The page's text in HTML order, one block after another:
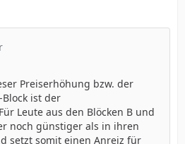
Preiserhöhung bzw. der
ist der
Leute aus den Blöcken B und
noch günstiger als in ihren
setzt somit einen Anreiz für